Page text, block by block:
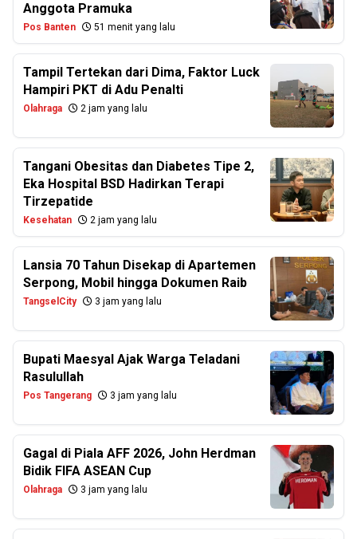
Anggota Pramuka
Pos Banten 51 menit yang lalu
Tampil Tertekan dari Dima, Faktor Luck
Hampiri PKT di Adu Penalti
Olahraga 2 jam yang lalu
Tangani Obesitas dan Diabetes Tipe 2,
Eka Hospital BSD Hadirkan Terapi
Tirzepatide
Kesehatan 2 jam yang lalu
Lansia 70 Tahun Disekap di Apartemen
Serpong, Mobil hingga Dokumen Raib
TangselCity 3 jam yang lalu
Bupati Maesyal Ajak Warga Teladani
Rasulullah
Pos Tangerang 3 jam yang lalu
Gagal di Piala AFF 2026, John Herdman
Bidik FIFA ASEAN Cup
Olahraga 3 jam yang lalu